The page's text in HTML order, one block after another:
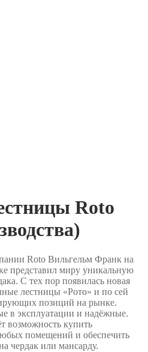
Roto
Roto Вильгельм Франк на
представил миру уникальную
С тех пор появилась новая
лестницы «Рото» и по сей
позиций на рынке.
в эксплуатации и надёжные.
возможность купить
помещений и обеспечить
чердак или мансарду.